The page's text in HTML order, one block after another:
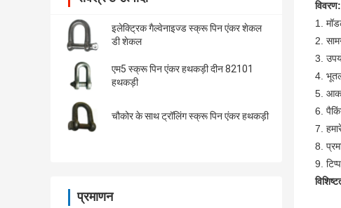
इलेक्ट्रिक गैल्वेनाइज्ड स्क्रू पिन एंकर शेकल
डी शेकल
एम5 स्क्रू पिन एंकर हथकड़ी दीन 82101
हथकड़ी
चौकोर के साथ ट्रॉलिंग स्क्रू पिन एंकर हथकड़ी
प्रमाणन
विवरण:
1.
2.
3.
4.
5.
6.
7.
8.
9.